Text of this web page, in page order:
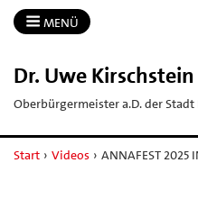
MENÜ
Dr.​ Uwe Kirschstein
Oberbürgermeister a.D. der Stadt
Start › Videos › ANNAFEST 2025